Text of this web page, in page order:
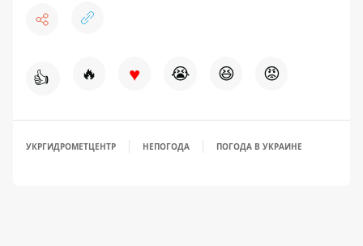
👍 🔥 ♥ 😭 😆 😡
УКРГИДРОМЕТЦЕНТР НЕПОГОДА ПОГОДА В УКРАИНЕ